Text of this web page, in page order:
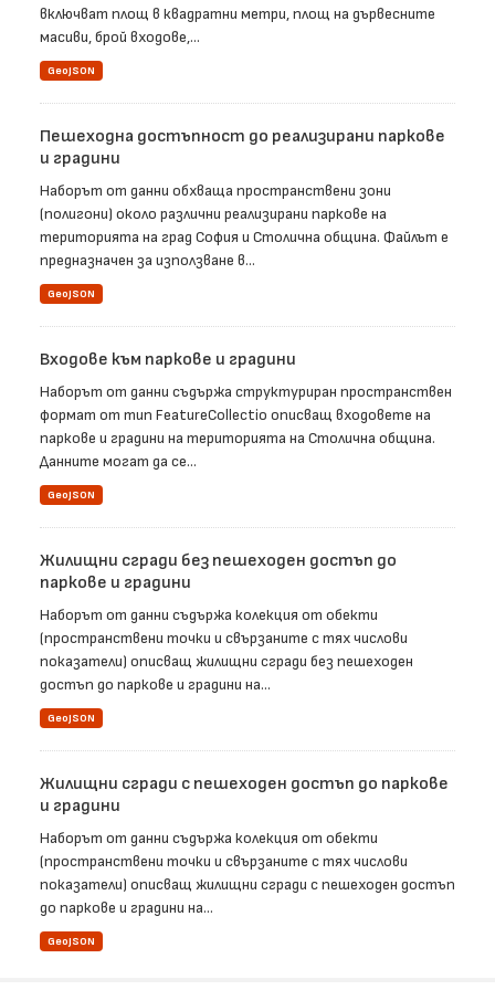
включват площ в квадратни метри, площ на дървесните
масиви, брой входове,...
GeoJSON
Пешеходна достъпност до реализирани паркове
и градини
Наборът от данни обхваща пространствени зони
(полигони) около различни реализирани паркове на
територията на град София и Столична община. Файлът е
предназначен за използване в...
GeoJSON
Входове към паркове и градини
Наборът от данни съдържа структуриран пространствен
формат от тип FeatureCollectio описващ входовете на
паркове и градини на територията на Столична община.
Данните могат да се...
GeoJSON
Жилищни сгради без пешеходен достъп до
паркове и градини
Наборът от данни съдържа колекция от обекти
(пространствени точки и свързаните с тях числови
показатели) описващ жилищни сгради без пешеходен
достъп до паркове и градини на...
GeoJSON
Жилищни сгради с пешеходен достъп до паркове
и градини
Наборът от данни съдържа колекция от обекти
(пространствени точки и свързаните с тях числови
показатели) описващ жилищни сгради с пешеходен достъп
до паркове и градини на...
GeoJSON